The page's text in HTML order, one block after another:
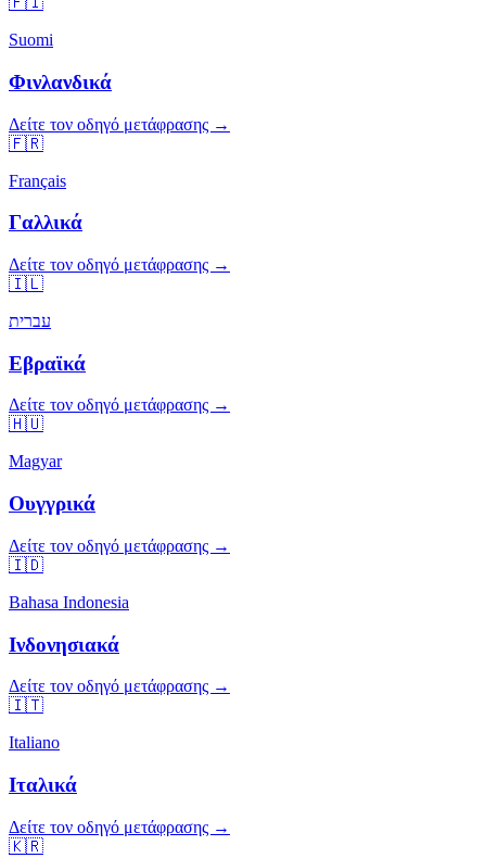
Suomi
Φινλανδικά
Δείτε τον οδηγό μετάφρασης →
🇫🇷
Français
Γαλλικά
Δείτε τον οδηγό μετάφρασης →
🇮🇱
עברית
Εβραϊκά
Δείτε τον οδηγό μετάφρασης →
🇭🇺
Magyar
Ουγγρικά
Δείτε τον οδηγό μετάφρασης →
🇮🇩
Bahasa Indonesia
Ινδονησιακά
Δείτε τον οδηγό μετάφρασης →
🇮🇹
Italiano
Ιταλικά
Δείτε τον οδηγό μετάφρασης →
🇰🇷